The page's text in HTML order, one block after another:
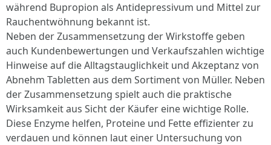
während Bupropion als Antidepressivum und Mittel zur
Rauchentwöhnung bekannt ist.
Neben der Zusammensetzung der Wirkstoffe geben
auch Kundenbewertungen und Verkaufszahlen wichtige
Hinweise auf die Alltagstauglichkeit und Akzeptanz von
Abnehm Tabletten aus dem Sortiment von Müller. Neben
der Zusammensetzung spielt auch die praktische
Wirksamkeit aus Sicht der Käufer eine wichtige Rolle.
Diese Enzyme helfen, Proteine und Fette effizienter zu
verdauen und können laut einer Untersuchung von